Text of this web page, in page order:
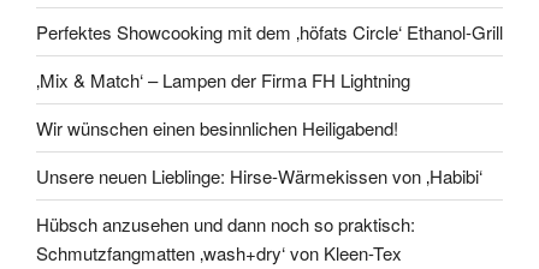
Perfektes Showcooking mit dem ‚höfats Circle‘ Ethanol-Grill
‚Mix & Match‘ – Lampen der Firma FH Lightning
Wir wünschen einen besinnlichen Heiligabend!
Unsere neuen Lieblinge: Hirse-Wärmekissen von ‚Habibi‘
Hübsch anzusehen und dann noch so praktisch:
Schmutzfangmatten ‚wash+dry‘ von Kleen-Tex